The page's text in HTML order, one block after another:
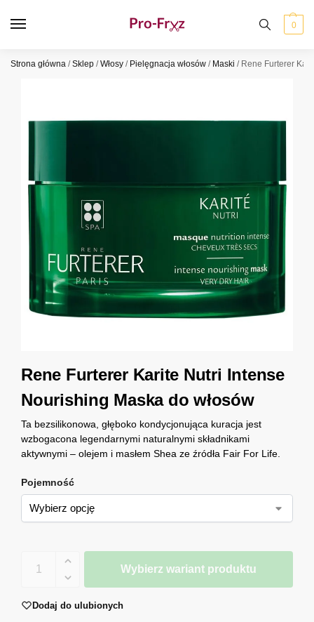
0
Strona główna /Sklep /Włosy / Pielęgnacja włosów / Maski / Rene Furterer
Rene Furterer Karite Nutri Intense
Nourishing Maska do włosów
Ta bezsilikonowa, głęboko kondycjonująca kuracja jest
wzbogacona legendarnymi naturalnymi składnikami
aktywnymi – olejem i masłem Shea ze źródła Fair For Life.
Pojemność
Wybierz wariant produktu
Dodaj do ulubionych